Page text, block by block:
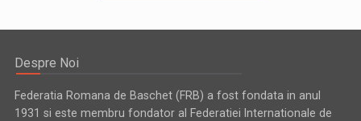
Despre Noi
Federatia Romana de Baschet (FRB) a fost fondata in anul
1931 si este membru fondator al Federatiei Internationale de